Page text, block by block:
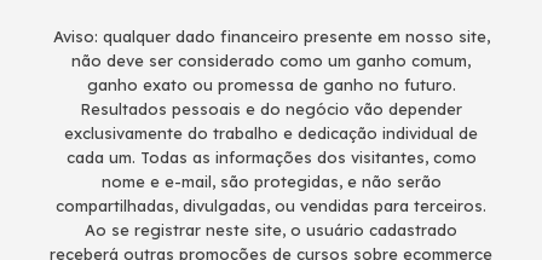
Aviso: qualquer dado financeiro presente em nosso site,
não deve ser considerado como um ganho comum,
ganho exato ou promessa de ganho no futuro.
Resultados pessoais e do negócio vão depender
exclusivamente do trabalho e dedicação individual de
cada um. Todas as informações dos visitantes, como
nome e e-mail, são protegidas, e não serão
compartilhadas, divulgadas, ou vendidas para terceiros.
Ao se registrar neste site, o usuário cadastrado
receberá outras promoções de cursos sobre ecommerce